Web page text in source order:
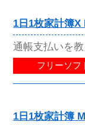
1日1枚家計簿X
通帳支払いを
フリーソフ
1日1枚家計簿